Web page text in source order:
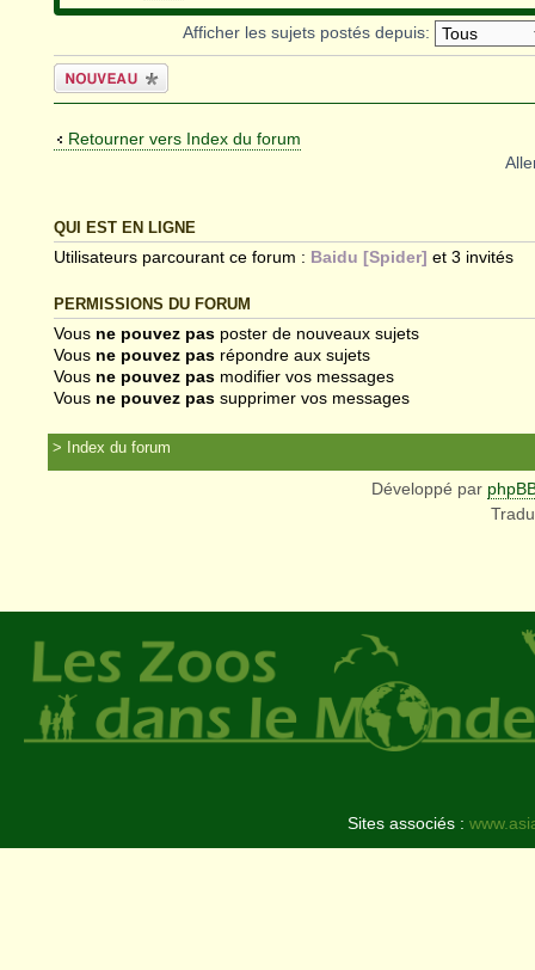
Afficher les sujets postés depuis:
Écrire un
nouveau sujet
Retourner vers Index du forum
QUI EST EN LIGNE
Utilisateurs parcourant ce forum : Baidu [Spider] et 3 invités
PERMISSIONS DU FORUM
Vous ne pouvez pas poster de nouveaux sujets
Vous ne pouvez pas répondre aux sujets
Vous ne pouvez pas modifier vos messages
Vous ne pouvez pas supprimer vos messages
Index du forum
Développé par
Sites associés :